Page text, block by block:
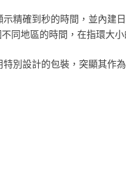
精確到秒的時間，並內建
同地區的時間，在指環大
別設計的包裝，突顯其作